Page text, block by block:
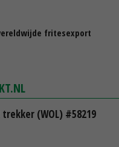
fritesexport
trekker (WOL) #58219